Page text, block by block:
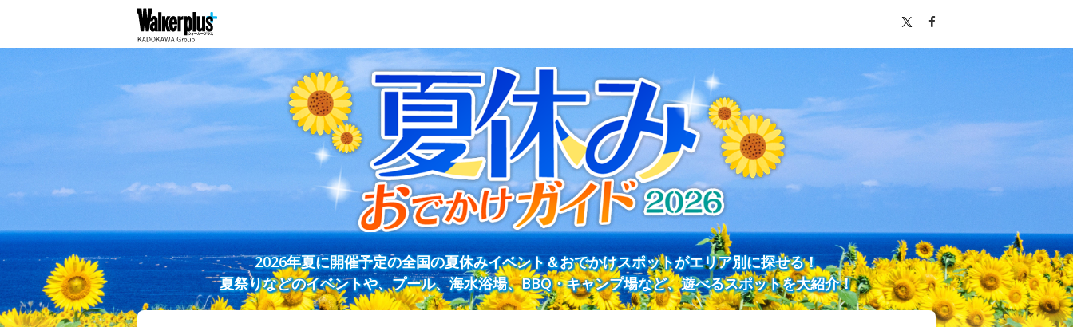
2026年夏に開催予定の全国の夏休みイベント＆おでかけスポットがエリア別に探せる！
夏祭りなどのイベントや、プール、海水浴場、BBQ・キャンプ場など、遊べるスポットを大紹介！